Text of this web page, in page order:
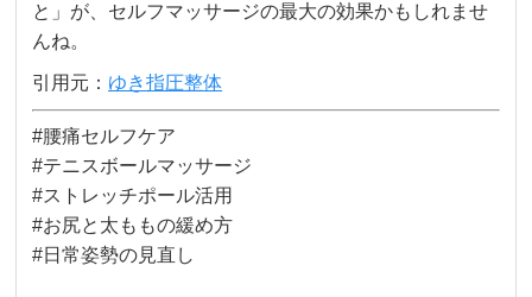
と」が、セルフマッサージの最大の効果かもしれませ
んね。
引用元： ゆき指圧整体
#腰痛セルフケア
#テニスボールマッサージ
#ストレッチポール活用
#お尻と太ももの緩め方
#日常姿勢の見直し